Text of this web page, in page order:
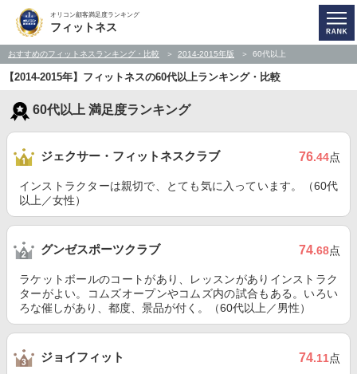
オリコン顧客満足度ランキング
フィットネス
おすすめのフィットネスランキング・比較 2014-2015年版 60代以上
【2014-2015年】フィットネスの60代以上ランキング・比較
60代以上 満足度ランキング
ジェクサー・フィットネスクラブ 76.44点
インストラクターは親切で、とても気に入っています。（60代
以上／女性）
グンゼスポーツクラブ 74.68点
ラケットボールのコートがあり、レッスンがありインストラク
ターがよい。コムズオープンやコムズ内の試合もある。いろい
ろな催しがあり、都度、景品が付く。（60代以上／男性）
ジョイフィット 74.11点